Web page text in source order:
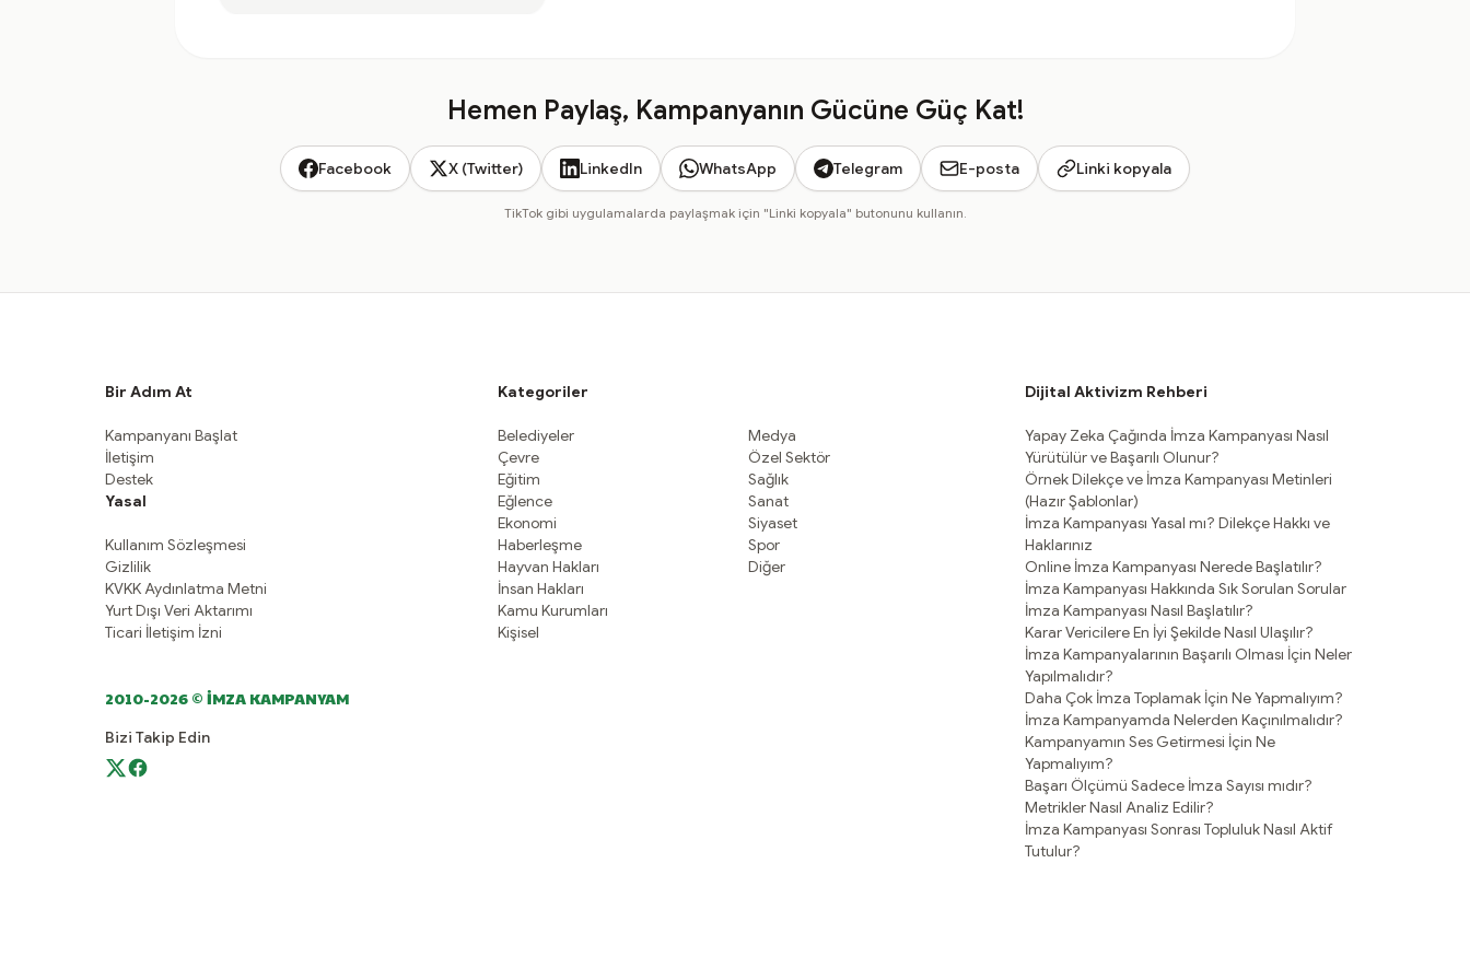
Hemen Paylaş, Kampanyanın Gücüne Güç Kat!
Facebook X (Twitter) LinkedIn WhatsApp Telegram E-posta Linki kopyala
TikTok gibi uygulamalarda paylaşmak için "Linki kopyala" butonunu kullanın.
Bir Adım At
Kampanyanı Başlat
İletişim
Destek
Yasal
Kullanım Sözleşmesi
Gizlilik
KVKK Aydınlatma Metni
Yurt Dışı Veri Aktarımı
Ticari İletişim İzni
2010-2026 © İMZA KAMPANYAM
Bizi Takip Edin
Kategoriler
Belediyeler
Çevre
Eğitim
Eğlence
Ekonomi
Haberleşme
Hayvan Hakları
İnsan Hakları
Kamu Kurumları
Kişisel
Medya
Özel Sektör
Sağlık
Sanat
Siyaset
Spor
Diğer
Dijital Aktivizm Rehberi
Yapay Zeka Çağında İmza Kampanyası Nasıl
Yürütülür ve Başarılı Olunur?
Örnek Dilekçe ve İmza Kampanyası Metinleri
(Hazır Şablonlar)
İmza Kampanyası Yasal mı? Dilekçe Hakkı ve
Haklarınız
Online İmza Kampanyası Nerede Başlatılır?
İmza Kampanyası Hakkında Sık Sorulan Sorular
İmza Kampanyası Nasıl Başlatılır?
Karar Vericilere En İyi Şekilde Nasıl Ulaşılır?
İmza Kampanyalarının Başarılı Olması İçin Neler
Yapılmalıdır?
Daha Çok İmza Toplamak İçin Ne Yapmalıyım?
İmza Kampanyamda Nelerden Kaçınılmalıdır?
Kampanyamın Ses Getirmesi İçin Ne
Yapmalıyım?
Başarı Ölçümü Sadece İmza Sayısı mıdır?
Metrikler Nasıl Analiz Edilir?
İmza Kampanyası Sonrası Topluluk Nasıl Aktif
Tutulur?